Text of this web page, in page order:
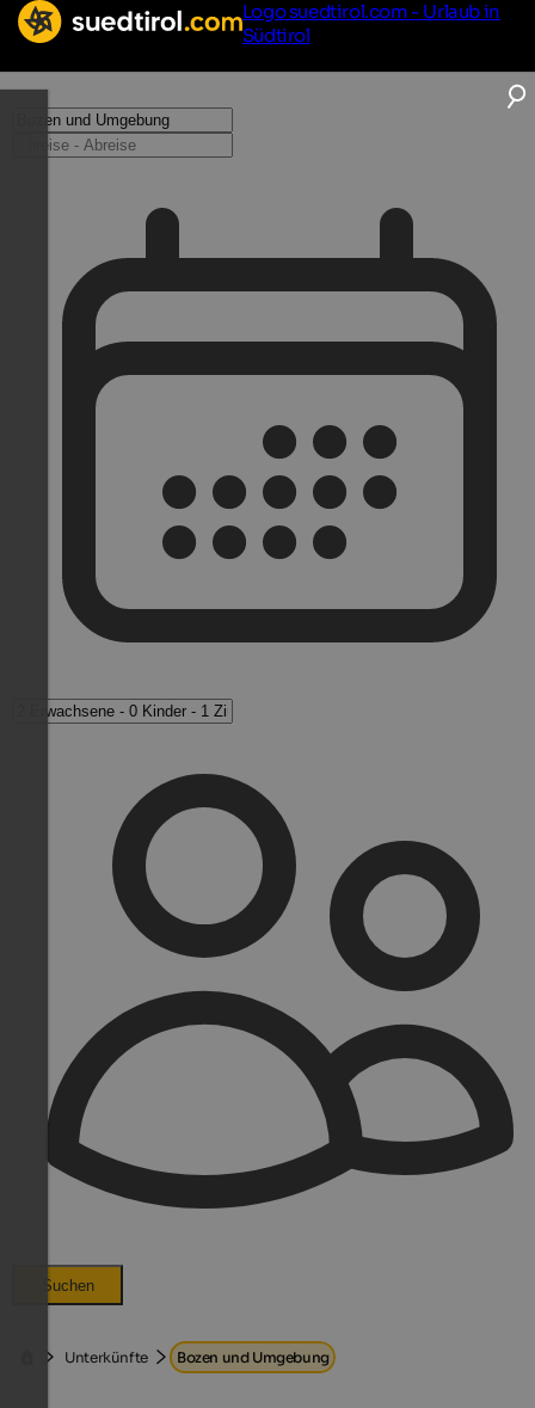
Logo suedtirol.com - Urlaub in
Südtirol
Suchen
Unterkünfte Bozen und Umgebung